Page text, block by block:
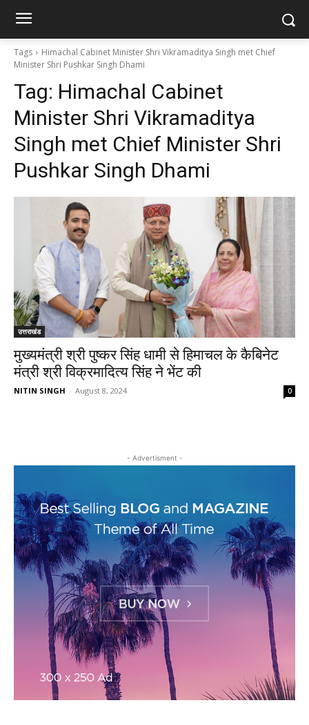
Tags
Himachal Cabinet Minister Shri Vikramaditya Singh met Chief
Minister Shri Pushkar Singh Dhami
Tag: Himachal Cabinet
Minister Shri Vikramaditya
Singh met Chief Minister Shri
Pushkar Singh Dhami
उत्तराखंड
मुख्यमंत्री श्री पुष्कर सिंह धामी से हिमाचल के कैबिनेट
मंत्री श्री विक्रमादित्य सिंह ने भेंट की
NITIN SINGH - August 8, 2024 0
- Advertisment -